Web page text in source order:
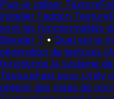
Puis-je utiliser
installer l'addon
sont les fonctionnalités
Blender ? • Quel est le
génération de textures
fonctionne le système
TextureFast pour Unity
obtenir des maps de